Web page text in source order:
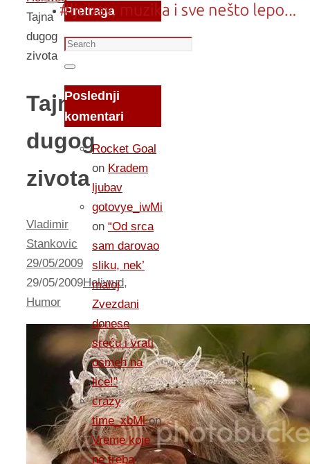
Tajna
dugog
zivota
Tajna
dugog
zivota
Vladimir
Stankovic
29/05/2009
29/05/2009Holiwud,
Humor
Pretraga
Search
for:
Search
Poslednji
komentari
Rocket Goal
on Kradem
ljubav
gotovye_iwMi
on “Od srca
sam darovao
sliku, nek’
maloj
Zvezdani
donese
sreću i vrati
osmeh na
lice!”
crazy
time_xbMlon
Vreme koje
ne treba